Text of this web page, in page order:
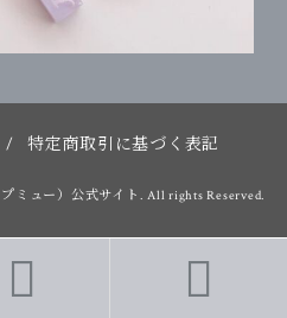
/ 特定商取引に基づく表記
ミュー）公式サイト. All rights Reserved.
 